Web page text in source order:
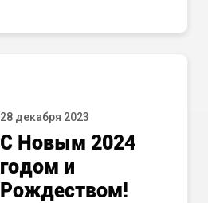
28 декабря 2023
С Новым 2024
годом и
Рождеством!